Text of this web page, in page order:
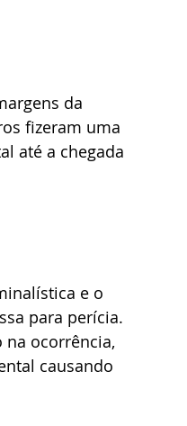
da
fizeram uma
até a chegada
e o
para perícia.
na ocorrência,
causando